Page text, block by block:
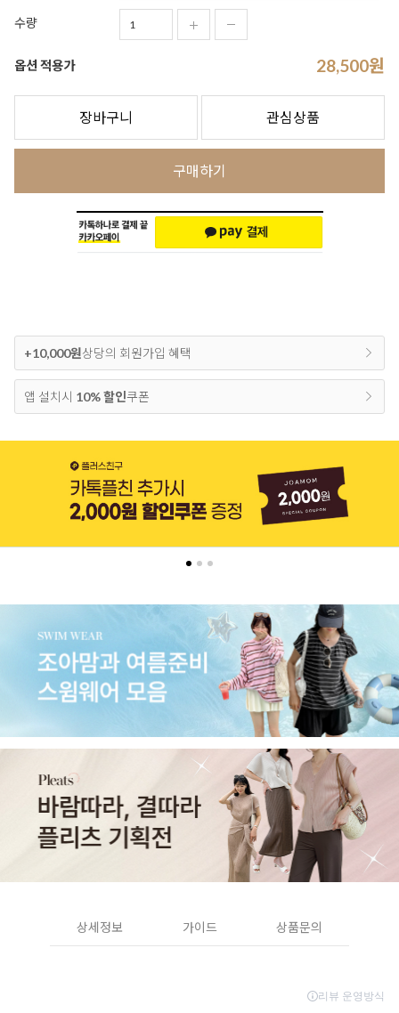
수량
옵션 적용가 28,500원
장바구니 관심상품
구매하기
+10,000원상당의 회원가입 혜택
앱 설치시 10% 할인쿠폰
상세정보 가이드 상품문의